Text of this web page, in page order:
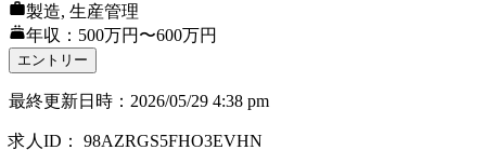
製造, 生産管理
年収：500万円〜600万円
エントリー
最終更新日時 ： 2026/05/29 4:38 pm
求人ID ： 98AZRGS5FHO3EVHN